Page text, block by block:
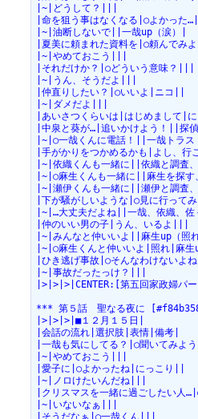
|~|どうして？|||
|命を狙う事はなくなる|○よかった
|~|油断しないで||一哉up（涙）|
|夏美に頼まれた資料を|○頼んでみ
|~|やめておこう|||
|それだけか？|○どういう意味？|||
|~|うん、そうだよ|||
|仲直りしたい？|○いいよ|ニコ||
|~|ダメだよ|||
|あいさつくらいは|はじめまして|
|中泉と葵が…|追いかけよう！||探
|~|○一哉くんに電話！||一哉トラス
|手がかりをつかめるかも|よし、行
|~|依織くんも一緒に||依織と調査
|~|○麻生くんも一緒に||麻生を探す
|~|瀬伊くんも一緒に||瀬伊と調査
|下が騒がしいような|○見に行って
|~|…大丈夫だよね||一哉、依織、佐
|仲のいい男の子|うん、いるよ|||
|~|みんなと仲いいよ||麻生up（照
|~|○麻生くんと仲いいよ|照れ|麻生
|ひき逃げ事故|○そんなわけないよ
|~|事故だったっけ？|||
|>|>|>|CENTER:[第五回家政婦パ
*** 第５話　聖なる夜に
|>|>|>|■１２月１５日|
|会話の流れ|選択肢|表情|備考|
|一哉も気にしてる？|○聞いてみよ
|~|やめておこう|||
|愛子に|○よかったね|にっこり||
|~|ノロけたいんだね|||
|クリスマスを一緒に過ごしたい人
|~|いないなぁ|||
|そうだなぁ|○一哉くん|||